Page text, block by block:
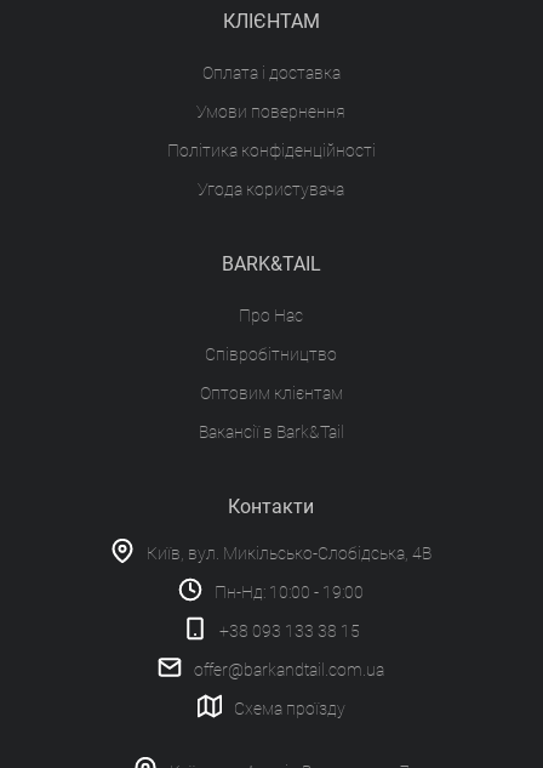
КЛІЄНТАМ
Оплата і доставка
Умови повернення
Політика конфіденційності
Угода користувача
BARK&TAIL
Про Нас
Співробітництво
Оптовим клієнтам
Вакансії в Bark&Tail
Контакти
Київ, вул. Микільсько-Слобідська, 4В
Пн-Нд: 10:00 - 19:00
+38 093 133 38 15
offer@barkandtail.com.ua
Схема проїзду